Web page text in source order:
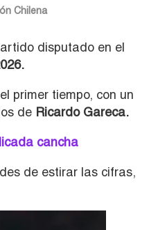
Chilena
disputado en el
primer tiempo, con un
de Ricardo Gareca.
cancha
de estirar las cifras,